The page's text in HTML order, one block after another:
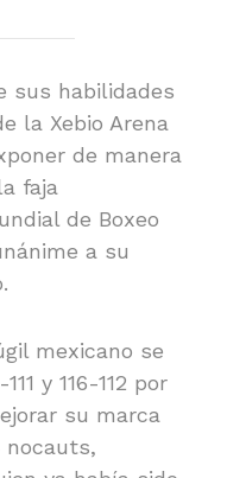
sus habilidades
la Xebio Arena
de manera
faja
de Boxeo
a su
mexicano se
y 116-112 por
su marca
nocauts,